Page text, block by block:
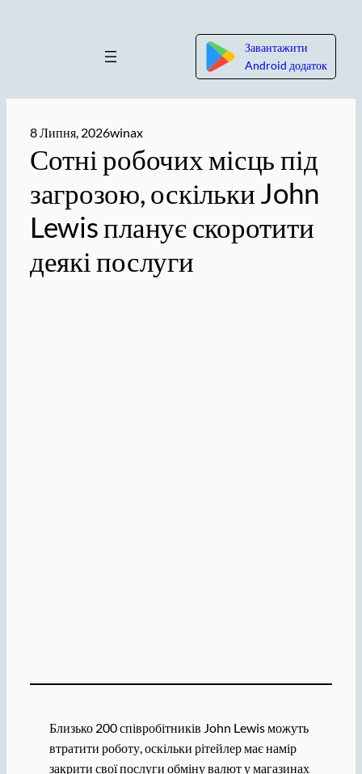
Завантажити
Android додаток
8 Липня, 2026winax
Сотні робочих місць під
загрозою, оскільки John
Lewis планує скоротити
деякі послуги
Близько 200 співробітників John Lewis можуть
втратити роботу, оскільки рітейлер має намір
закрити свої послуги обміну валют у магазинах